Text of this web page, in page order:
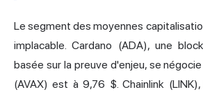
Le segment des moyennes
implacable. Cardano (ADA), une
basée sur la preuve d'enjeu, se
(AVAX) est à 9,76 $. Chainlink